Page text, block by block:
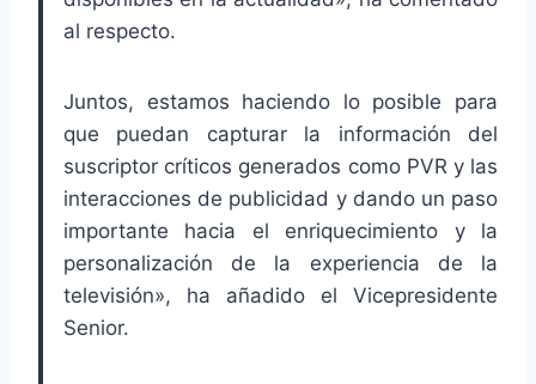
al respecto.
Juntos, estamos haciendo lo posible para
que puedan capturar la información del
suscriptor críticos generados como PVR y las
interacciones de publicidad y dando un paso
importante hacia el enriquecimiento y la
personalización de la experiencia de la
televisión», ha añadido el Vicepresidente
Senior.